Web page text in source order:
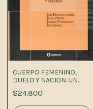
CUERPO FEMENINO,
DUELO Y NACION. UN
ESTUDIO SOBRE EVA
PERÓN COMO
PERSONAJE LITEARIO.
$24.800